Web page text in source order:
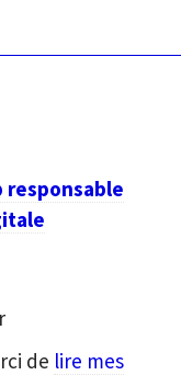
responsable
de lire mes